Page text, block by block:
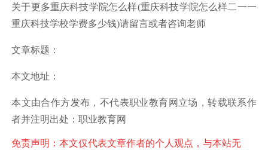
关于更多重庆科技学院怎么样(重庆科技学院怎么样二一一
重庆科技学校学费多少钱)请留言或者咨询老师
文章标题：
本文地址：
本文由合作方发布，不代表职业教育网立场，转载联系作
者并注明出处：职业教育网
免责声明 ：本文仅代表文章作者的个人观点，与本站无